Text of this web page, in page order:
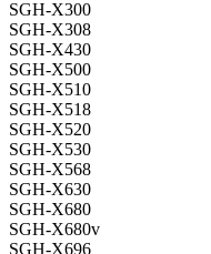
SGH-X300
SGH-X308
SGH-X430
SGH-X500
SGH-X510
SGH-X518
SGH-X520
SGH-X530
SGH-X568
SGH-X630
SGH-X680
SGH-X680v
SGH-X696